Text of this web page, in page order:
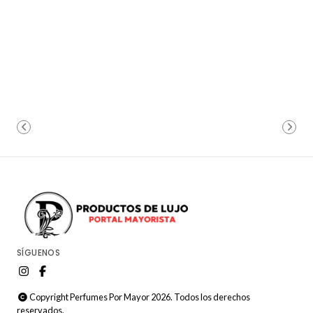
SÍGUENOS
Copyright Perfumes Por Mayor 2026. Todos los derechos
reservados.